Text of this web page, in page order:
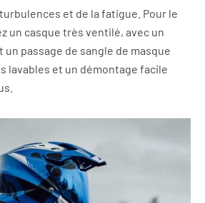
et de la fatigue. Pour le
un casque très ventilé, avec un
passage de sangle de masque
lavables et un démontage facile